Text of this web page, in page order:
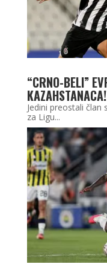
“CRNO-BELI”
KAZAHSTANACA!
Jedini preostali član
za Ligu...